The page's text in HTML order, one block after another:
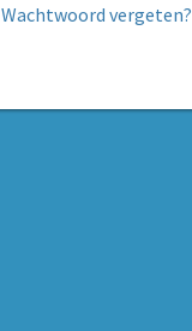
Wachtwoord vergeten?